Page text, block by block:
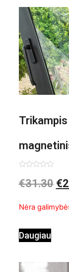
Trikampis
valiklis
0
iš
€31.30 €
Nėra
Daugiau